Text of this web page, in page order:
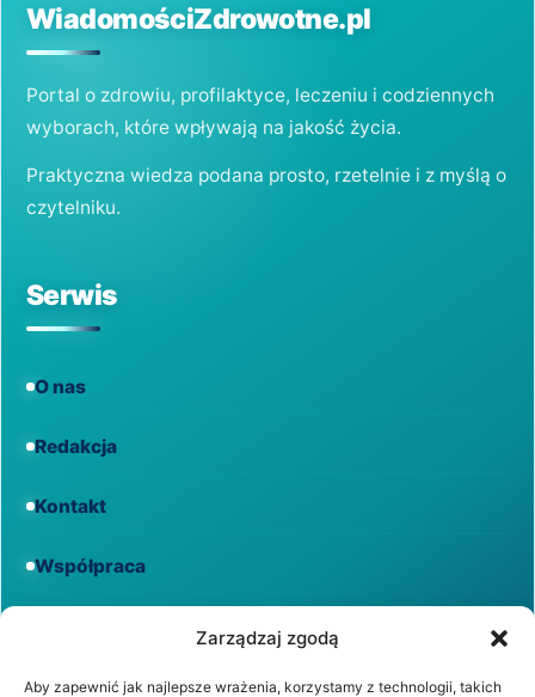
Zarządzaj zgodą
Aby zapewnić jak najlepsze wrażenia, korzystamy z technologii, takich
WiadomościZdrowotne.pl
Portal o zdrowiu, profilaktyce, leczeniu i codziennych
wyborach, które wpływają na jakość życia.
Praktyczna wiedza podana prosto, rzetelnie i z myślą o
czytelniku.
Serwis
O nas
Redakcja
Kontakt
Współpraca